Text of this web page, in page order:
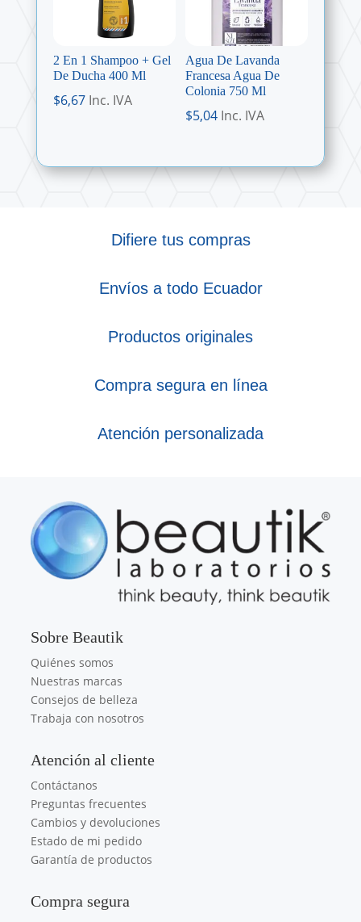
2 En 1 Shampoo + Gel
De Ducha 400 Ml
$6,67 Inc. IVA
Agua De Lavanda
Francesa Agua De
Colonia 750 Ml
$5,04 Inc. IVA
Difiere tus compras
Envíos a todo Ecuador
Productos originales
Compra segura en línea
Atención personalizada
Sobre Beautik
Quiénes somos
Nuestras marcas
Consejos de belleza
Trabaja con nosotros
Atención al cliente
Contáctanos
Preguntas frecuentes
Cambios y devoluciones
Estado de mi pedido
Garantía de productos
Compra segura